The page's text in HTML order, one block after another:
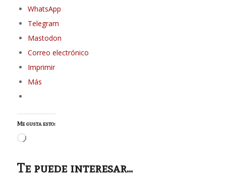
WhatsApp
Telegram
Mastodon
Correo electrónico
Imprimir
Más
Me gusta esto:
Cargando...
Te puede interesar...